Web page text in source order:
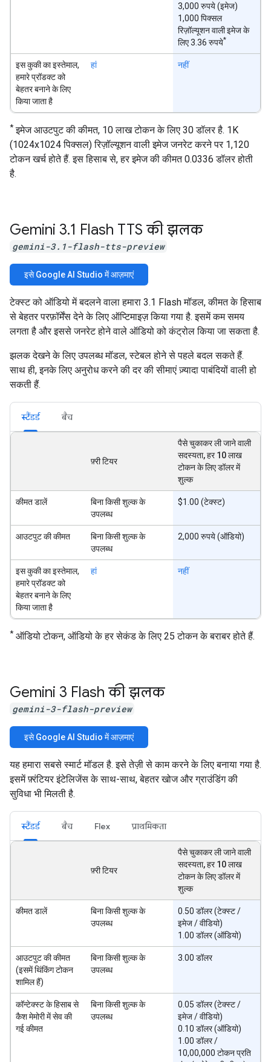
3,000 रुपये (इमेज)
1,000 पिक्सल
रिज़ॉल्यूशन वाली इमेज के
लिए 3.36 रुपये*
इस कुकी का इस्तेमाल,
हमारे प्रॉडक्ट को
बेहतर बनाने के लिए
किया जाता है
हां नहीं
* इमेज आउटपुट की कीमत, 10 लाख टोकन के लिए 30 डॉलर है. 1K
(1024x1024 पिक्सल) रिज़ॉल्यूशन वाली इमेज जनरेट करने पर 1,120
टोकन खर्च होते हैं. इस हिसाब से, हर इमेज की कीमत 0.0336 डॉलर होती
है.
Gemini 3.1 Flash TTS की झलक
gemini-3.1-flash-tts-preview
इसे Google AI Studio में आज़माएं
टेक्स्ट को ऑडियो में बदलने वाला हमारा 3.1 Flash मॉडल, कीमत के हिसाब
से बेहतर परफ़ॉर्मेंस देने के लिए ऑप्टिमाइज़ किया गया है. इसमें कम समय
लगता है और इससे जनरेट होने वाले ऑडियो को कंट्रोल किया जा सकता है.
झलक देखने के लिए उपलब्ध मॉडल, स्टेबल होने से पहले बदल सकते हैं.
साथ ही, इनके लिए अनुरोध करने की दर की सीमाएं ज़्यादा पाबंदियों वाली हो
सकती हैं.
स्टैंडर्ड बैच
फ़्री टियर
पैसे चुकाकर ली जाने वाली
सदस्यता, हर 10 लाख
टोकन के लिए डॉलर में
शुल्क
कीमत डालें
बिना किसी शुल्क के
उपलब्ध
$1.00 (टेक्स्ट)
आउटपुट की कीमत
बिना किसी शुल्क के
उपलब्ध
2,000 रुपये (ऑडियो)
इस कुकी का इस्तेमाल,
हमारे प्रॉडक्ट को
बेहतर बनाने के लिए
किया जाता है
हां नहीं
* ऑडियो टोकन, ऑडियो के हर सेकंड के लिए 25 टोकन के बराबर होते हैं.
Gemini 3 Flash की झलक
gemini-3-flash-preview
इसे Google AI Studio में आज़माएं
यह हमारा सबसे स्मार्ट मॉडल है. इसे तेज़ी से काम करने के लिए बनाया गया है.
इसमें फ़्रंटियर इंटेलिजेंस के साथ-साथ, बेहतर खोज और ग्राउंडिंग की
सुविधा भी मिलती है.
स्टैंडर्ड बैच Flex प्राथमिकता
फ़्री टियर
पैसे चुकाकर ली जाने वाली
सदस्यता, हर 10 लाख
टोकन के लिए डॉलर में
शुल्क
कीमत डालें
बिना किसी शुल्क के
उपलब्ध
0.50 डॉलर (टेक्स्ट /
इमेज / वीडियो)
1.00 डॉलर (ऑडियो)
आउटपुट की कीमत
(इसमें थिंकिंग टोकन
शामिल हैं)
बिना किसी शुल्क के
उपलब्ध
3.00 डॉलर
कॉन्टेक्स्ट के हिसाब से
कैश मेमोरी में सेव की
गई कीमत
बिना किसी शुल्क के
उपलब्ध
0.05 डॉलर (टेक्स्ट /
इमेज / वीडियो)
0.10 डॉलर (ऑडियो)
1.00 डॉलर /
10,00,000 टोकन प्रति